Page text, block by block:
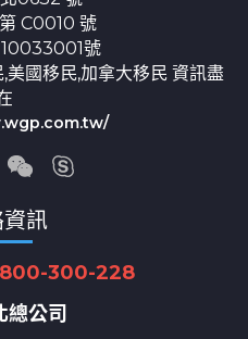
C0010 號
號
美國移民,加拿大移民 資訊盡
訊
300-228
總公司